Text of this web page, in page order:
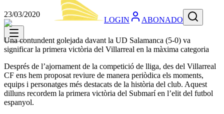
LOGIN ABONADO
23/03/2020
Una contundent golejada davant la UD Salamanca (5-0) va
significar la primera victòria del Villarreal en la màxima categoria
Després de l’ajornament de la competició de lliga, des del Villarreal
CF ens hem proposat reviure de manera periòdica els moments,
equips i personatges més destacats de la història del club. Aquest
dilluns recordem la primera victòria del Submarí en l’elit del futbol
espanyol.